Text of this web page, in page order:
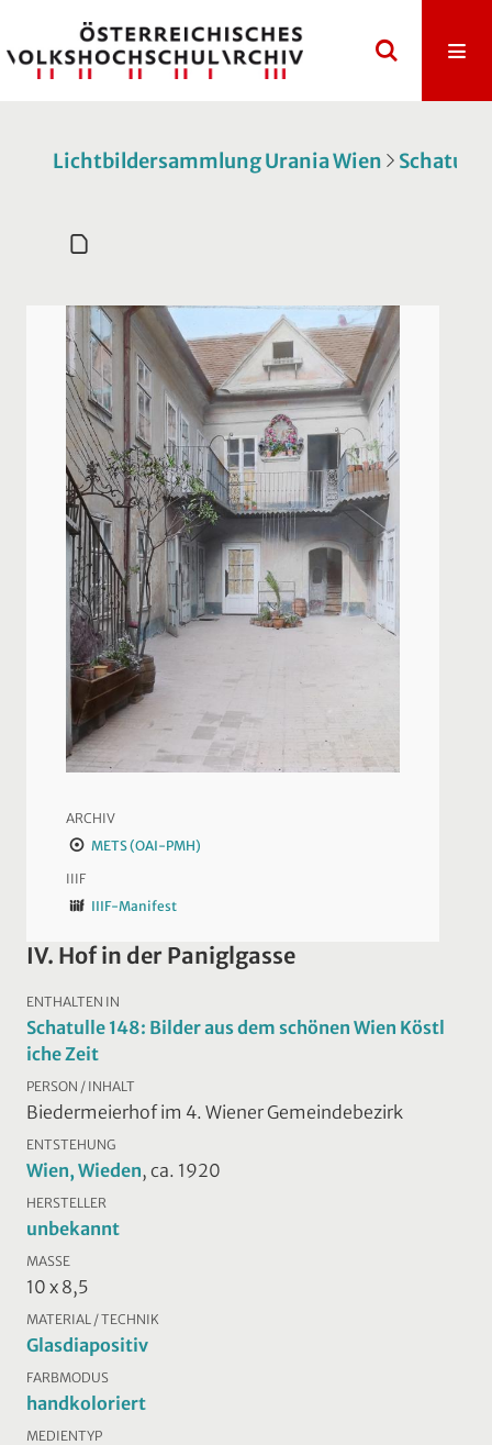
Lichtbildersammlung Urania Wien Schatulle
ARCHIV
METS (OAI-PMH)
IIIF
IIIF-Manifest
IV. Hof in der Paniglgasse
ENTHALTEN IN
Schatulle 148: Bilder aus dem schönen Wien Köstl
iche Zeit
PERSON / INHALT
Biedermeierhof im 4. Wiener Gemeindebezirk
ENTSTEHUNG
Wien, Wieden, ca. 1920
HERSTELLER
unbekannt
MASSE
10 x 8,5
MATERIAL / TECHNIK
Glasdiapositiv
FARBMODUS
handkoloriert
MEDIENTYP